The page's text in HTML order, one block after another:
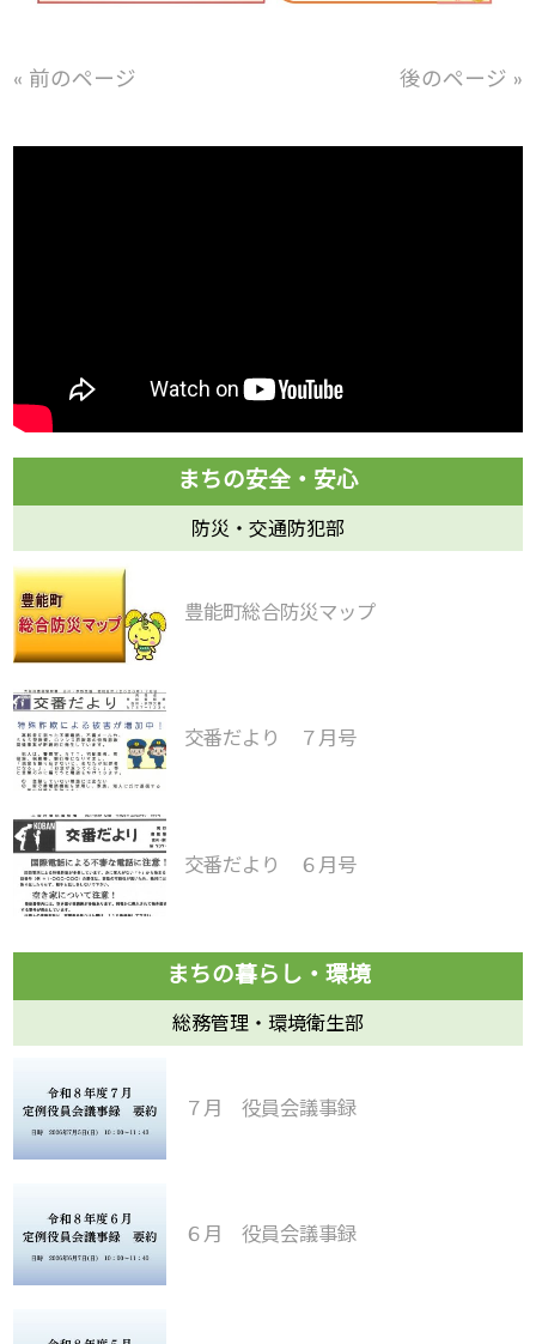
« 前のページ 後のページ »
防災・交通防犯部
豊能町総合防災マップ
交番だより ７月号
交番だより ６月号
総務管理・環境衛生部
７月 役員会議事録
６月 役員会議事録